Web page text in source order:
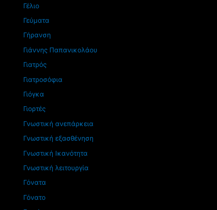
Γέλιο
Γεύματα
Γήρανση
Γιάννης Παπανικολάου
Γιατρός
Γιατροσόφια
Γιόγκα
Γιορτές
Γνωστική ανεπάρκεια
Γνωστική εξασθένηση
Γνωστική Ικανότητα
Γνωστική λειτουργία
Γόνατα
Γόνατο